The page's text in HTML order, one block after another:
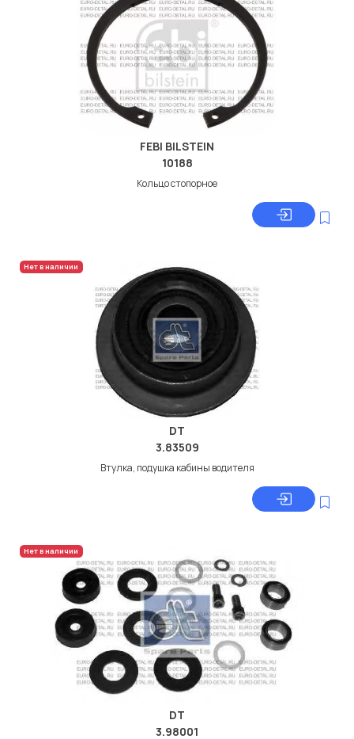
FEBI BILSTEIN
10188
Кольцо стопорное
Нет в наличии
DT
3.83509
Втулка, подушка кабины водителя
Нет в наличии
DT
3.98001